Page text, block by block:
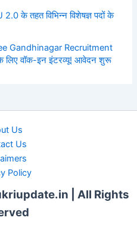
के तहत विभिन्न विशेषज्ञ पदों के
Gandhinagar Recruitment
लिए वॉक-इन इंटरव्यू! आवेदन शुरू
Us
Us
Policy
| All Rights